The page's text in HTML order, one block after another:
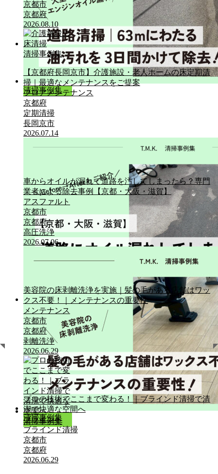
清掃事例集
京都市
京都府
2026.08.10
清掃事例集
【京都府長岡京市】介護施設・老人ホームの床定期清
掃｜最適なメンテナンスをご提案
フロアメンテナンス
京都府
定期清掃
長岡京市
2026.07.14
清掃事例集
車からオイルが漏れて道路を汚してしまったら？専門
業者による除去事例【京都・大阪・滋賀】
アスファルト
京都市
京都府
高圧洗浄
2026.07.06
清掃事例集
美容院の床剥離洗浄を実施｜髪の毛がある店舗はワッ
クス不要！｜メンテナンスの重要性
メンテナンス
京都市
京都府
剥離洗浄
2026.06.29
清掃事例集
プロの技術でここまで変わる！｜ブラインド清掃で清
潔で快適な空間へ
ブラインド
ブラインド清掃
京都市
京都府
2026.06.29